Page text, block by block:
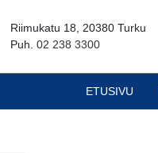
Riimukatu 18, 20380 Turku
Puh. 02 238 3300
ETUSIVU